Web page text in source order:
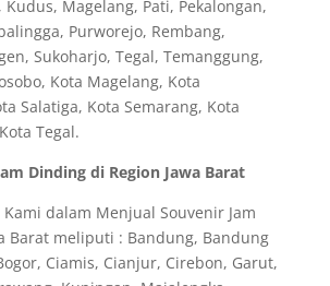
Magelang, Pati, Pekalongan,
Purworejo, Rembang,
Sukoharjo, Tegal, Temanggung,
Kota Magelang, Kota
Salatiga, Kota Semarang, Kota
Tegal.
Dinding di Region Jawa Barat
dalam Menjual Souvenir Jam
Barat meliputi : Bandung, Bandung
Ciamis, Cianjur, Cirebon, Garut,